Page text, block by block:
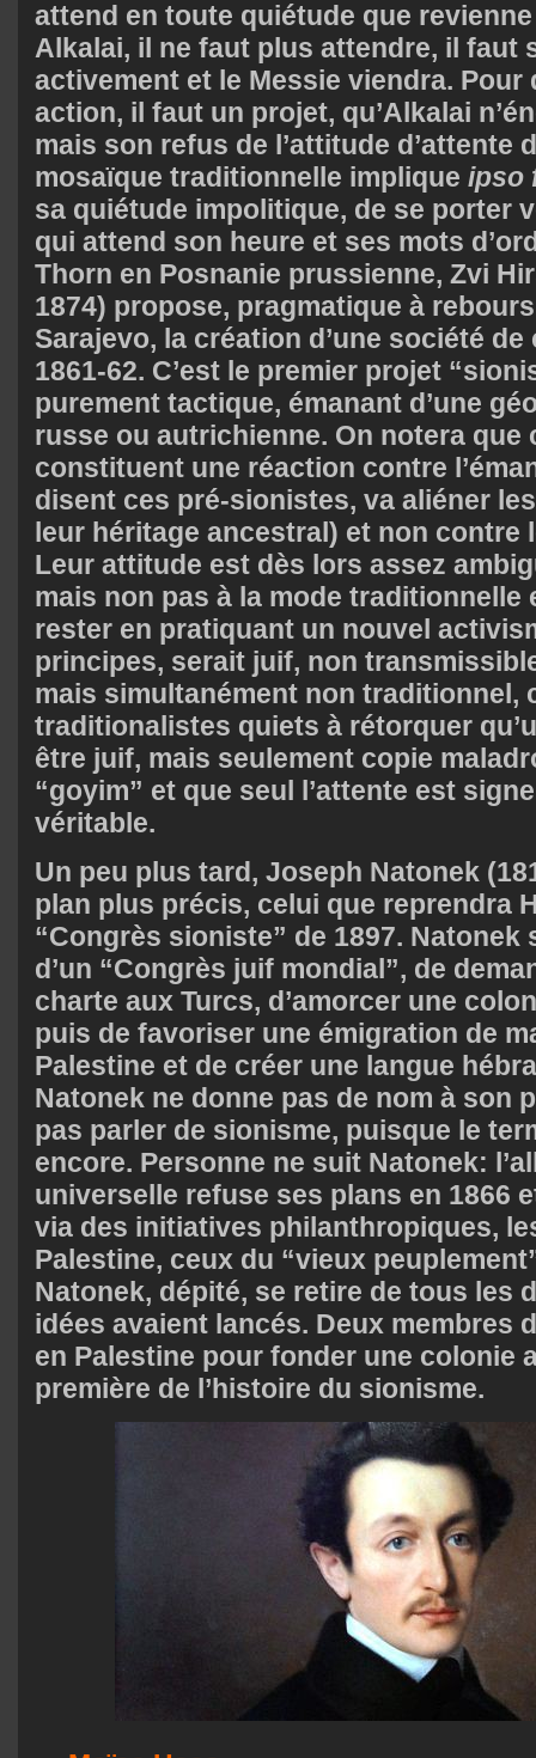
attend en toute quiétude que
Alkalai, il ne faut plus attendre, il faut
activement et le Messie viendra. Pour
action, il faut un projet, qu’Alkalai
mais son refus de l’attitude d’attente
mosaïque traditionnelle implique ipso
sa quiétude impolitique, de se porter
qui attend son heure et ses mots
Thorn en Posnanie prussienne, Zvi
1874) propose, pragmatique à
Sarajevo, la création d’une société
1861-62. C’est le premier projet
purement tactique, émanant d’une
russe ou autrichienne. On notera que
constituent une réaction contre
disent ces pré-sionistes, va aliéner
leur héritage ancestral) et non contre
Leur attitude est dès lors assez
mais non pas à la mode traditionnelle
rester en pratiquant un nouvel
principes, serait juif, non
mais simultanément non traditionnel,
traditionalistes quiets à rétorquer
être juif, mais seulement copie
“goyim” et que seul l’attente est
véritable.
Un peu plus tard, Joseph Natonek
plan plus précis, celui que reprendra
“Congrès sioniste” de 1897. Natonek
d’un “Congrès juif mondial”, de
charte aux Turcs, d’amorcer une
puis de favoriser une émigration de
Palestine et de créer une langue
Natonek ne donne pas de nom à son
pas parler de sionisme, puisque le
encore. Personne ne suit Natonek:
universelle refuse ses plans en 1866
via des initiatives philanthropiques,
Palestine, ceux du “vieux
Natonek, dépité, se retire de tous les
idées avaient lancés. Deux membres
en Palestine pour fonder une colonie
première de l’histoire du sionisme.